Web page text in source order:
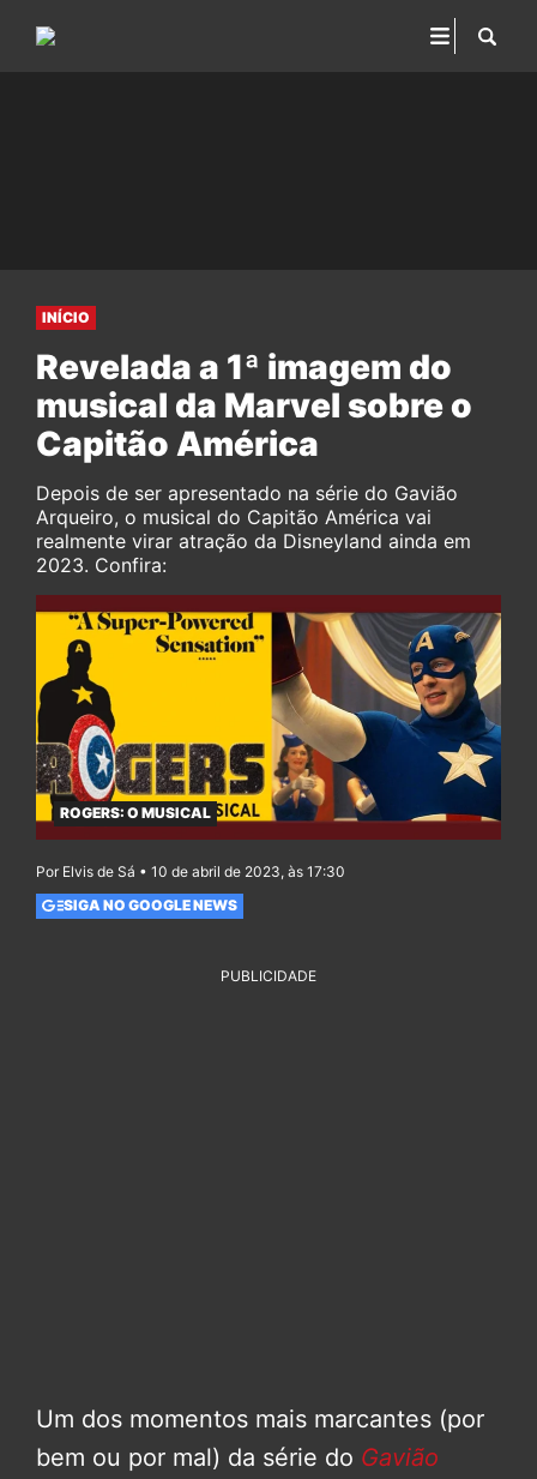
INÍCIO
Revelada a 1ª imagem do
musical da Marvel sobre o
Capitão América
Depois de ser apresentado na série do Gavião
Arqueiro, o musical do Capitão América vai
realmente virar atração da Disneyland ainda em
2023. Confira:
ROGERS: O MUSICAL
Por Elvis de Sá • 10 de abril de 2023, às 17:30
SIGA NO GOOGLE NEWS
PUBLICIDADE
Um dos momentos mais marcantes (por
bem ou por mal) da série do Gavião